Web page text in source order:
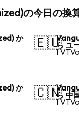
の今日の換
か
🇪🇺ら ユ
1
か
🇨🇳ら 中
1